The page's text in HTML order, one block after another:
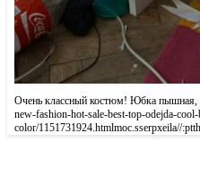
Очень классный костюм! Юбка пышная,
new-fashion-hot-sale-best-top-odejda-
color/1151731924.html‮http://aliexpress.com